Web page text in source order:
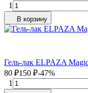
1
В корзину
Гель-лак ELPAZA
80 ₽150 ₽-47%
1